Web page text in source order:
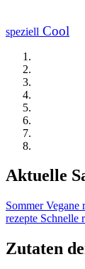
speziell Cool
Aktuelle
Sommer Vegane
rezepte Schnelle
Zutaten